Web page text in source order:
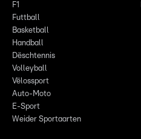
F1
Futtball
Basketball
Handball
Dëschtennis
Volleyball
Vëlossport
Auto-Moto
E-Sport
Weider Sportaarten